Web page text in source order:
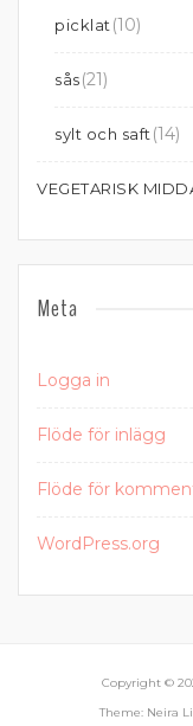
picklat (10)
sås(21)
sylt och saft (14)
VEGETARISK
Meta
Logga in
Flöde för inlägg
Flöde för
WordPress.org
Copyright ©
Theme: Neira